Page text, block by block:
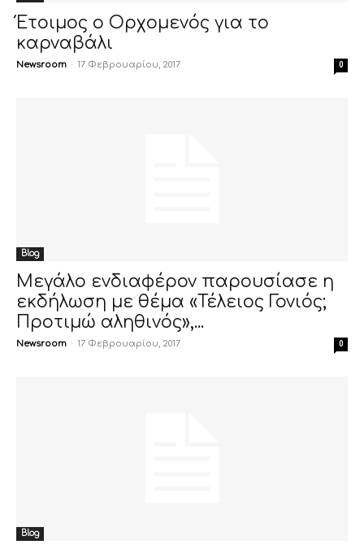
Έτοιμος ο Ορχομενός για το
καρναβάλι
Newsroom - 17 Φεβρουαρίου, 2017 0
Blog
Μεγάλο ενδιαφέρον παρουσίασε η
εκδήλωση με θέμα «Τέλειος Γονιός;
Προτιμώ αληθινός»,...
Newsroom - 17 Φεβρουαρίου, 2017 0
Blog